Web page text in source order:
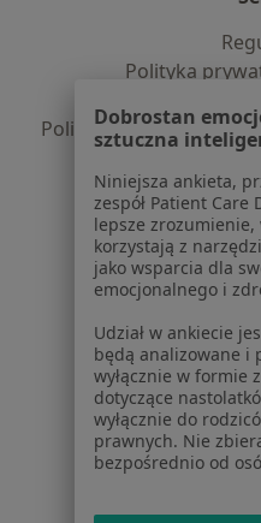
Polityka
Polityka
Polityka prywatności
dane
Jak działają
Praca
Dla
Dobrostan
sztuczna
Niniejsza ankieta,
zespół Patient
lepsze
korzystają z
jako wsparcia dla
emocjonalnego i
Udział w ankiecie
będą analizowane i
wyłącznie w formie
dotyczące
wyłącznie do
prawnych. Nie
bezpośrednio od